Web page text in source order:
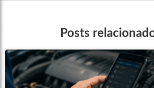
Posts